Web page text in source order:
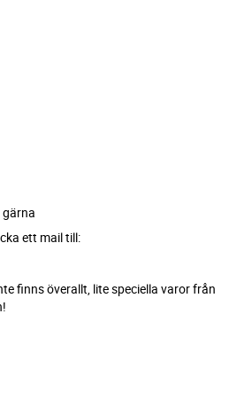
ett mail till:
finns överallt, lite speciella varor från